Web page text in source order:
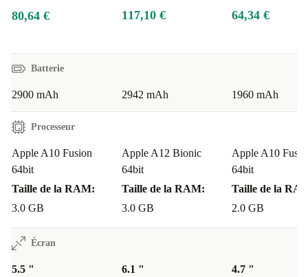
80,64 € 117,10 € 64,34 €
Batterie
2900 mAh 2942 mAh 1960 mAh
Processeur
Apple A10 Fusion
64bit
Taille de la RAM:
3.0 GB
Apple A12 Bionic
64bit
Taille de la RAM:
3.0 GB
Apple A10
64bit
Taille de la
2.0 GB
Écran
5.5 "
6.1 "
4.7 "